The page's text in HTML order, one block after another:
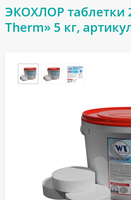
ЭКОХЛОР таблетки
Therm» 5 кг,